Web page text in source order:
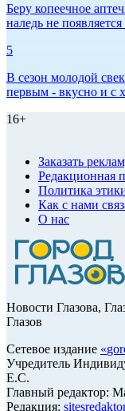
Беру копеечное
наледь не
5
В сезон молодой
первым - вкусно и с
16+
Заказать
Редакционная
Политика
Как с нами
О нас
Новости Глазова,
Глазов
Сетевое издание «
Учредитель
Е.С.
Главный редактор:
Редакция: